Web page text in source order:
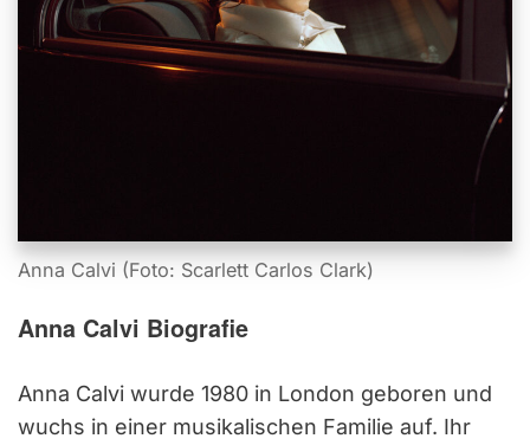
Anna Calvi (Foto: Scarlett Carlos Clark)
Anna Calvi Biografie
Anna Calvi wurde 1980 in London geboren und
wuchs in einer musikalischen Familie auf. Ihr